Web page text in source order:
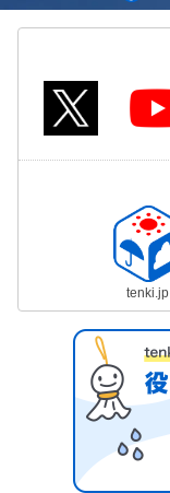
tenki.jp